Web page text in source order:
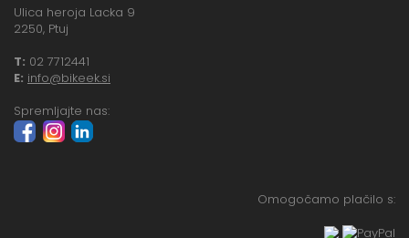
Ulica heroja Lacka 9
2250, Ptuj
T: 02 7712441
E: info@bikeek.si
Spremljajte nas:
Omogočamo plačilo s: